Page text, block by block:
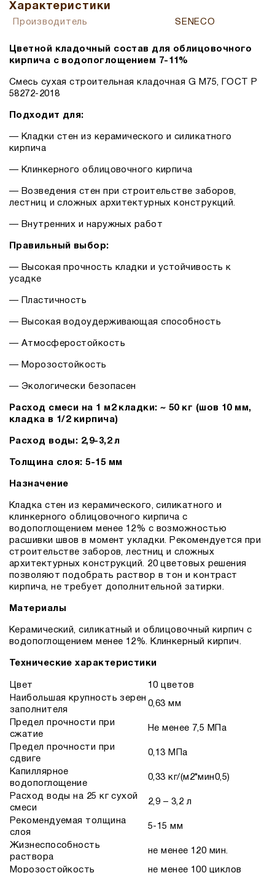
Характеристики
Производитель SENECO
Цветной кладочный состав для облицовочного
кирпича с водопоглощением 7-11%
Смесь сухая строительная кладочная G M75, ГОСТ Р
58272-2018
Подходит для:
— Кладки стен из керамического и силикатного
кирпича
— Клинкерного облицовочного кирпича
— Возведения стен при строительстве заборов,
лестниц и сложных архитектурных конструкций.
— Внутренних и наружных работ
Правильный выбор:
— Высокая прочность кладки и устойчивость к
усадке
— Пластичность
— Высокая водоудерживающая способность
— Атмосферостойкость
— Морозостойкость
— Экологически безопасен
Расход смеси на 1 м2 кладки:~ 50 кг (шов 10 мм,
кладка в 1/2 кирпича)
Расход воды: 2,9-3,2 л
Толщина слоя: 5-15 мм
Назначение
Кладка стен из керамического, силикатного и
клинкерного облицовочного кирпича с
водопоглощением менее 12% с возможностью
расшивки швов в момент укладки. Рекомендуется при
строительстве заборов, лестниц и сложных
архитектурных конструкций. 20 цветовых решения
позволяют подобрать раствор в тон и контраст
кирпича, не требует дополнительной затирки.
Материалы
Керамический, силикатный и облицовочный кирпич с
водопоглощением менее 12%. Клинкерный кирпич.
Технические характеристики
Цвет
10 цветов
Наибольшая крупность зерен
заполнителя
0,63 мм
Предел прочности при
сжатие
Не менее 7,5 МПа
Предел прочности при
сдвиге
0,13 МПа
Капиллярное
водопоглощение
0,33 кг/(м2*мин0,5)
Расход воды на 25 кг сухой
смеси
2,9 – 3,2 л
Рекомендуемая толщина
слоя
5-15 мм
Жизнеспособность
раствора
не менее 120 мин.
Морозостойкость не менее 100 циклов